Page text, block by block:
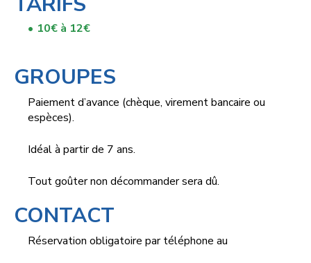
10€ à 12€
GROUPES
Paiement d’avance (chèque, virement bancaire ou
espèces).
Idéal à partir de 7 ans.
Tout goûter non décommander sera dû.
CONTACT
Réservation obligatoire par téléphone au